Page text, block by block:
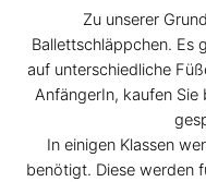
Zu unserer
Ballettschläppchen. Es
auf unterschiedliche
AnfängerIn, kaufen
In einigen Klassen
benötigt. Diese werden